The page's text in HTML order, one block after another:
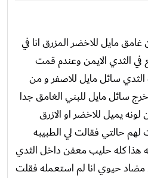
مايل للاخضر المزرق انا في
الثدي الايمن وعندم قمت
سائل مايل للاصفر و من
سائل مايل للبني الغامق جدا
يميل للاخضر او الازرق
حالتي فقالت لي الطبيبه
هذا كله حليب معفن داخل الثدي
حيوي انا لم استعمله فقلت